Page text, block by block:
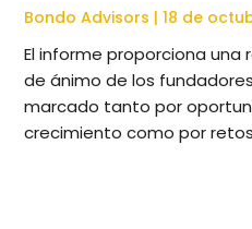
Bondo Advisors 18 de
El informe proporciona
de ánimo de los
marcado tanto por
crecimiento como por